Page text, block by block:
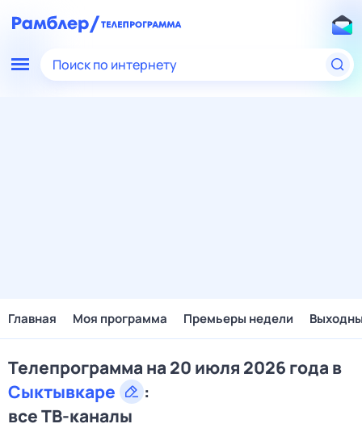
Поиск по интернету
Главная Моя программа Премьеры недели
Телепрограмма на 20 июля 2026 года в
Сыктывкаре
:
все ТВ-каналы